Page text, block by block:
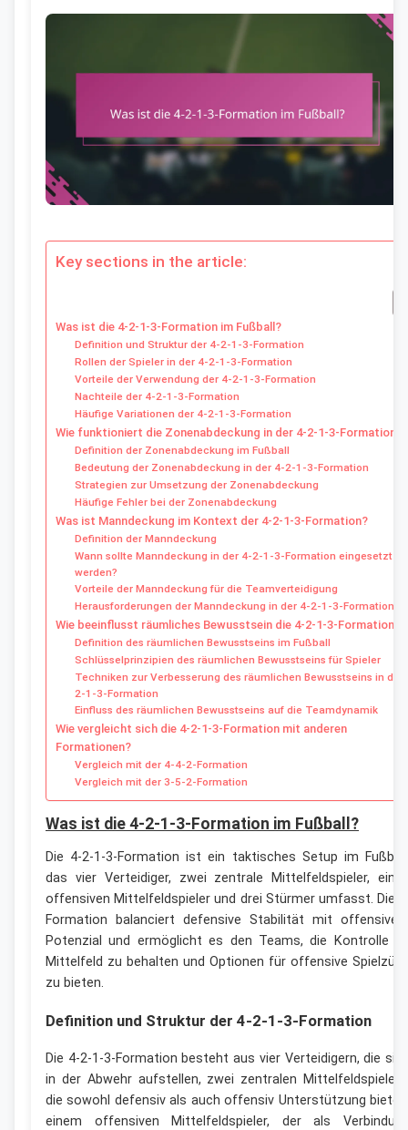
Key sections in the article:
Was ist die 4-2-1-3-Formation im Fußball?
Definition und Struktur der 4-2-1-3-Formation
Rollen der Spieler in der 4-2-1-3-Formation
Vorteile der Verwendung der 4-2-1-3-Formation
Nachteile der 4-2-1-3-Formation
Häufige Variationen der 4-2-1-3-Formation
Wie funktioniert die Zonenabdeckung in der 4-2-1-3-Formation?
Definition der Zonenabdeckung im Fußball
Bedeutung der Zonenabdeckung in der 4-2-1-3-Formation
Strategien zur Umsetzung der Zonenabdeckung
Häufige Fehler bei der Zonenabdeckung
Was ist Manndeckung im Kontext der 4-2-1-3-Formation?
Definition der Manndeckung
Wann sollte Manndeckung in der 4-2-1-3-Formation eingesetzt
werden?
Vorteile der Manndeckung für die Teamverteidigung
Herausforderungen der Manndeckung in der 4-2-1-3-Formation
Wie beeinflusst räumliches Bewusstsein die 4-2-1-3-Formation?
Definition des räumlichen Bewusstseins im Fußball
Schlüsselprinzipien des räumlichen Bewusstseins für Spieler
Techniken zur Verbesserung des räumlichen Bewusstseins in der
2-1-3-Formation
Einfluss des räumlichen Bewusstseins auf die Teamdynamik
Wie vergleicht sich die 4-2-1-3-Formation mit anderen
Formationen?
Vergleich mit der 4-4-2-Formation
Vergleich mit der 3-5-2-Formation
Was ist die 4-2-1-3-Formation im Fußball?
Die 4-2-1-3-Formation ist ein taktisches Setup im
das vier Verteidiger, zwei zentrale Mittelfeldspieler,
offensiven Mittelfeldspieler und drei Stürmer umfasst.
Formation balanciert defensive Stabilität mit
Potenzial und ermöglicht es den Teams, die Kontrolle
Mittelfeld zu behalten und Optionen für offensive
zu bieten.
Definition und Struktur der 4-2-1-3-Formation
Die 4-2-1-3-Formation besteht aus vier Verteidigern, die
in der Abwehr aufstellen, zwei zentralen
die sowohl defensiv als auch offensiv Unterstützung
einem offensiven Mittelfeldspieler, der als